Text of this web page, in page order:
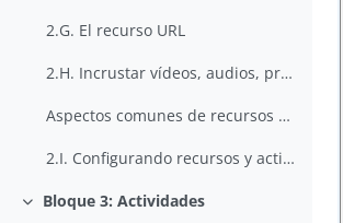
2.G. El recurso URL
2.H. Incrustar vídeos, audios, presentaciones,...
Aspectos comunes de recursos y actividades
2.I. Configurando recursos y actividades
Colapsar
Bloque 3: Actividades